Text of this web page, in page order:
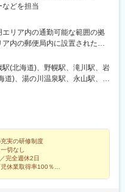
、砺波駅、北鉄金沢駅、小松
、多治見駅、那加駅、可児駅、
、半田駅、左京山駅、大府
駅、刈谷市駅、国府宮駅、安
駅、石場駅、水口城南駅、近
、東舞鶴駅、茶山・京都芸術
、ＪＲ小倉駅、野田駅(阪神
内永和駅、西元町駅、加太駅
山口駅、豊岡駅(兵庫県)、西宮
野駅、京口駅、北条町駅、志染
駅(奈良県)、紀伊田辺駅、紀伊
津山駅、倉敷駅、西片上駅、
・おかでんミュージアム駅、
、三次駅、三原駅、府中駅(広
駅、穴吹駅、吉成駅、宇和島
などを担当
リア内の通勤可能な範囲の拠
内の郵便局内に設置されたか
北海道■東北エリア：青森県、
福島県■関東エリア：茨城県、
東京エリア：東京都■南関東エ
エリア：岐阜県、静岡県、愛知
京都府、大阪府、兵庫県、奈良
、愛媛県、高知県■九州エリ
県、宮崎県、鹿児島県、熊本
都道府県を希望可！U・Iター
バイク、一部エリアは車で営業
者の希望も踏まえて決定※入社
(北海道)、野幌駅、滝川駅、岩
道)、湯の川温泉駅、永山駅、旭
駅(青森県)、新青森駅、上盛岡
上駅、水沢駅、久慈駅、紫波
駅(宮城県)、泉外旭川駅、能代
、横手駅、大曲駅(秋田県)、山
山駅(山形県)、新庄駅、寒河江
日町駅、喜多方駅、二本松
駅、福島学院前駅、郡山富田
実の研修制度
切なし
完全週休2日
休業取得率100％